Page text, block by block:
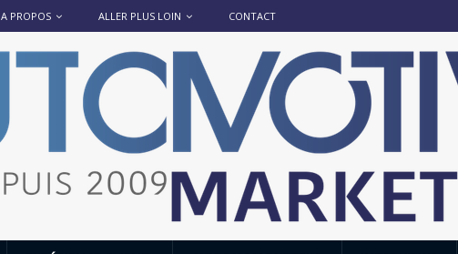
A PROPOS ALLER PLUS LOIN CONTACT